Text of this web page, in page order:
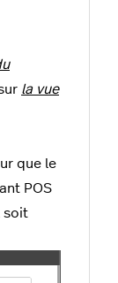
la vue
que le
POS
soit